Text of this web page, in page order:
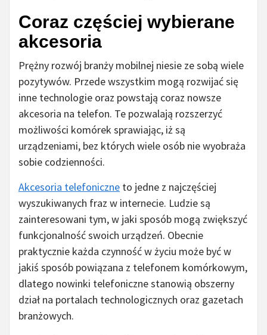
Coraz częściej wybierane
akcesoria
Prężny rozwój branży mobilnej niesie ze sobą wiele
pozytywów. Przede wszystkim mogą rozwijać się
inne technologie oraz powstają coraz nowsze
akcesoria na telefon. Te pozwalają rozszerzyć
możliwości komórek sprawiając, iż są
urządzeniami, bez których wiele osób nie wyobraża
sobie codzienności.
Akcesoria telefoniczne to jedne z najczęściej
wyszukiwanych fraz w internecie. Ludzie są
zainteresowani tym, w jaki sposób mogą zwiększyć
funkcjonalność swoich urządzeń. Obecnie
praktycznie każda czynność w życiu może być w
jakiś sposób powiązana z telefonem komórkowym,
dlatego nowinki telefoniczne stanowią obszerny
dział na portalach technologicznych oraz gazetach
branżowych.